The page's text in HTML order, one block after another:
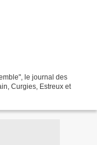
le journal des
Curgies, Estreux et